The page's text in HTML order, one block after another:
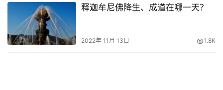
释迦牟尼佛降生、成道在哪一天？
2022年 11月 13日 1.8K